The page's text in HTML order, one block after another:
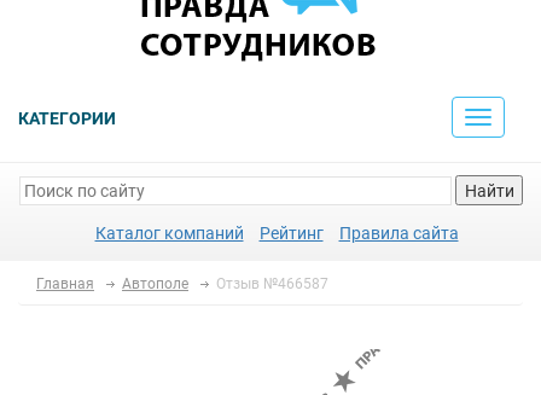
КАТЕГОРИИ
Toggle
Найти
Каталог компаний Рейтинг Правила сайта
Главная Автополе Отзыв №466587